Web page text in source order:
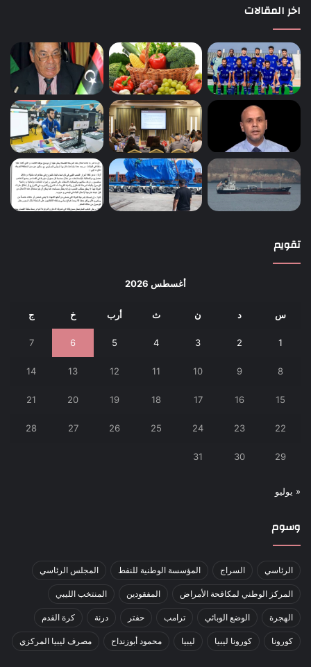
اخر المقالات
تقويم
أغسطس 2026
س د ن ث أرب خ ج
1
2
3
4
5
6
7
8
9
10
11
12
13
14
15
16
17
18
19
20
21
22
23
24
25
26
27
28
29
30
31
« يوليو
وسوم
الرئاسي السراج المؤسسة الوطنية للنفط المجلس الرئاسي
المركز الوطني لمكافحة الأمراض المفقودين المنتخب الليبي
الهجرة الوضع الوبائي ترامب حفتر درنة كرة القدم
كورونا كورونا ليبيا ليبيا محمود أبوزنداح مصرف ليبيا المركزي